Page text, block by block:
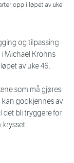
opp i løpet av uke
og tilpassing
Michael Krohns
av uke 46.
som må gjøres
godkjennes av
det bli tryggere for